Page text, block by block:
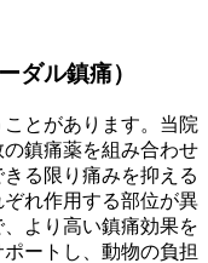
ダル鎮痛）
とがあります。当院
鎮痛薬を組み合わせ
る限り痛みを抑える
れ作用する部位が異
より高い鎮痛効果を
ートし、動物の負担